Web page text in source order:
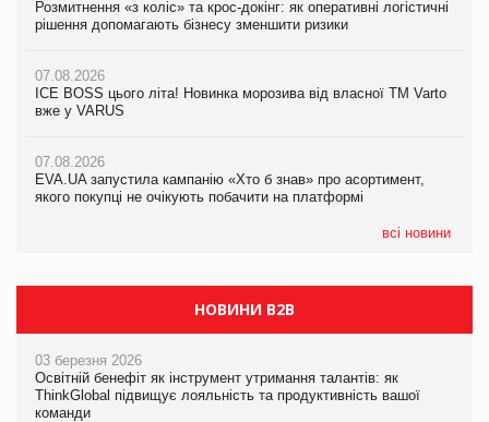
Розмитнення «з коліс» та крос-докінг: як оперативні логістичні
рішення допомагають бізнесу зменшити ризики
07.08.2026
ICE BOSS цього літа! Новинка морозива від власної ТМ Varto
вже у VARUS
07.08.2026
EVA.UA запустила кампанію «Хто б знав» про асортимент,
якого покупці не очікують побачити на платформі
всі новини
Розмитнення «з коліс» та крос-докінг: як оперативні логістичні
рішення допомагають бізнесу зменшити ризики
07.08.2026
ICE BOSS цього літа! Новинка морозива від власної ТМ Varto
вже у VARUS
07.08.2026
EVA.UA запустила кампанію «Хто б знав» про асортимент,
якого покупці не очікують побачити на платформі
Kraft Heinz скоротила збиток у першому півріччі
Продажі Hugo Boss впали на 9%
НОВИНИ B2B
03 березня 2026
Освітній бенефіт як інструмент утримання талантів: як
ThinkGlobal підвищує лояльність та продуктивність вашої
команди